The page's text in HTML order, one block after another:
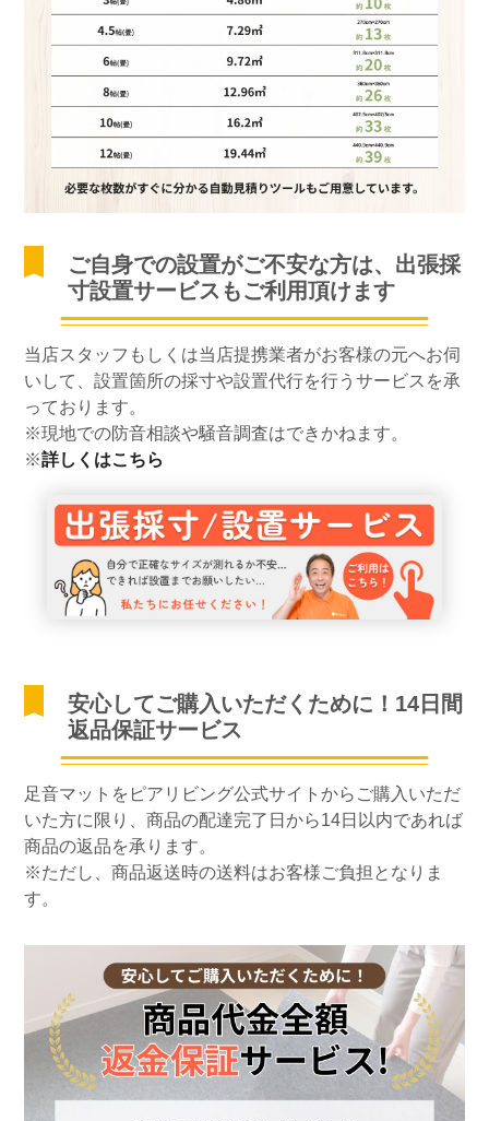
ご自身での設置がご不安な方は、出張採
寸設置サービスもご利用頂けます
当店スタッフもしくは当店提携業者がお客様の元へお伺
いして、設置箇所の採寸や設置代行を行うサービスを承
っております。
※現地での防音相談や騒音調査はできかねます。
※詳しくはこちら
安心してご購入いただくために！14日間
返品保証サービス
足音マットをピアリビング公式サイトからご購入いただ
いた方に限り、商品の配達完了日から14日以内であれば
商品の返品を承ります。
※ただし、商品返送時の送料はお客様ご負担となりま
す。